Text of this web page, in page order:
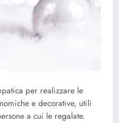
per realizzare le
e decorative, utili
a cui le regalate.